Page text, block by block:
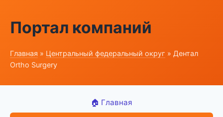
Портал компаний
Главная » Центральный федеральный округ » Дентал
Ortho Surgery
🏠 Главная